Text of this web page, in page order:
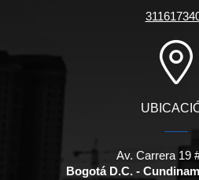
Av. Carrera 19
Bogotá D.C. -